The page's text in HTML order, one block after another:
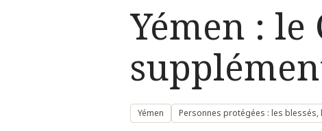
Yémen : le
Yémen Personnes protégées : les